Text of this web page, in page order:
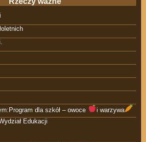
dla szkół – owoce
i warzywa
Edukacji